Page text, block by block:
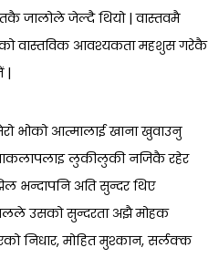
जालोले जेल्दै थियो | वास्तवमै
वास्तविक आवश्यकता महशुस गरेकै
|
भोको आत्मालाई खाना खुवाउनु
लुकीलुकी नजिकै रहेर
भन्दापनि अति सुन्दर थिए
उसको सुन्दरता अझै मोहक
निधार, मोहित मुश्कान, सर्लक्क